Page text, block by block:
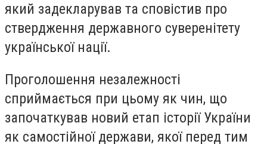
який задекларував та сповістив про
ствердження державного суверенітету
української нації.
Проголошення незалежності
сприймається при цьому як чин, що
започаткував новий етап історії України
як самостійної держави, якої перед тим